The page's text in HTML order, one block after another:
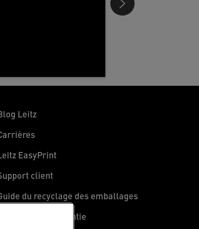
Leitz
EasyPrint
client
du recyclage des emballages
Conditions de garantie